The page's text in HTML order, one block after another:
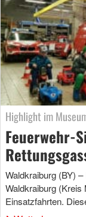
Highlight im
Feuerwehr-
Waldkraiburg (BY)
Waldkraiburg (Kreis
Einsatzfahrten.